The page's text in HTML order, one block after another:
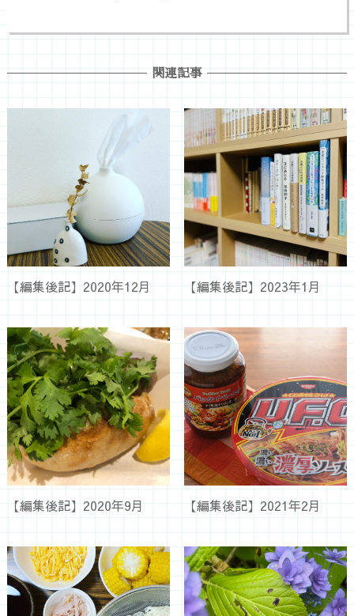
関連記事
【編集後記】2020年12月 【編集後記】2023年1月
【編集後記】2020年9月 【編集後記】2021年2月